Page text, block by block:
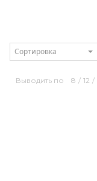
Сортировка
Выводить по 8 / 12 /